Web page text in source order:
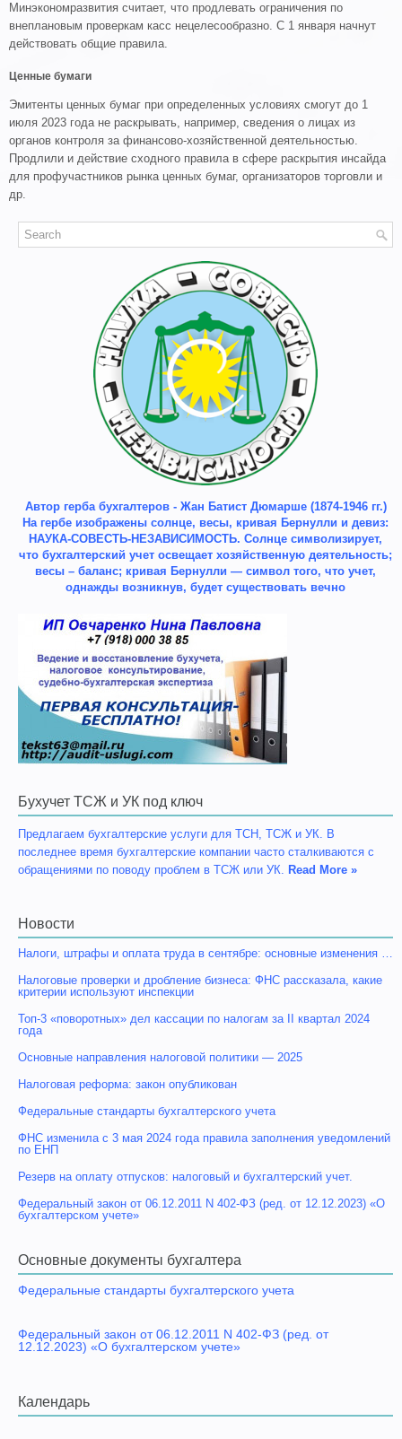
Минэкономразвития считает, что продлевать ограничения по
внеплановым проверкам касс нецелесообразно. С 1 января начнут
действовать общие правила.
Ценные бумаги
Эмитенты ценных бумаг при определенных условиях смогут до 1
июля 2023 года не раскрывать, например, сведения о лицах из
органов контроля за финансово-хозяйственной деятельностью.
Продлили и действие сходного правила в сфере раскрытия инсайда
для профучастников рынка ценных бумаг, организаторов торговли и
др.
Автор герба бухгалтеров - Жан Батист Дюмарше (1874-1946 гг.)
На гербе изображены солнце, весы, кривая Бернулли и девиз:
НАУКА-СОВЕСТЬ-НЕЗАВИСИМОСТЬ. Солнце символизирует,
что бухгалтерский учет освещает хозяйственную деятельность;
весы – баланс; кривая Бернулли — символ того, что учет,
однажды возникнув, будет существовать вечно
Бухучет ТСЖ и УК под ключ
Предлагаем бухгалтерские услуги для ТСН, ТСЖ и УК. В
последнее время бухгалтерские компании часто сталкиваются с
обращениями по поводу проблем в ТСЖ или УК. Read More »
Новости
Налоги, штрафы и оплата труда в сентябре: основные изменения …
Налоговые проверки и дробление бизнеса: ФНС рассказала, какие
критерии используют инспекции
Топ-3 «поворотных» дел кассации по налогам за II квартал 2024
года
Основные направления налоговой политики — 2025
Налоговая реформа: закон опубликован
Федеральные стандарты бухгалтерского учета
ФНС изменила с 3 мая 2024 года правила заполнения уведомлений
по ЕНП
Резерв на оплату отпусков: налоговый и бухгалтерский учет.
Федеральный закон от 06.12.2011 N 402-ФЗ (ред. от 12.12.2023) «О
бухгалтерском учете»
Основные документы бухгалтера
Федеральные стандарты бухгалтерского учета
Федеральный закон от 06.12.2011 N 402-ФЗ (ред. от
12.12.2023) «О бухгалтерском учете»
Календарь